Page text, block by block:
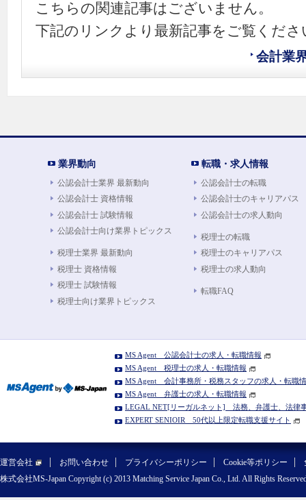
こちらの関連記事はございません。
下記のリンクより最新記事をご覧くださ
会計業
業界動向
公認会計士業界 最新動向
公認会計士 資格情報
公認会計士 試験情報
公認会計士向け業界トピックス
税理士業界 最新動向
税理士 資格情報
税理士 試験情報
税理士向け業界トピックス
転職・求人情報
公認会計士の転職
公認会計士のキャリアパス
公認会計士の求人動向
税理士の転職
税理士のキャリアパス
税理士の求人動向
転職FAQ
MS Agent 公認会計士の求人・転職情報
MS Agent 税理士の求人・転職情報
MS Agent 会計事務所・税務スタッフの求人・転職
MS Agent 弁護士の求人・転職情報
LEGAL NET[リーガルネット] 法務、弁護士、法律
EXPERT SENIOIR 50代以上限定転職支援サイト
運営会社 お問い合わせ プライバシーポリシー Cookie等ポリシー
株式会社MS-Japan Copyright (c) 2013 Matching Service Japan Co., Ltd. All Rights